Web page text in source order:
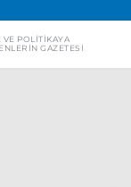
VE POLITIKAYA
GAZETESI